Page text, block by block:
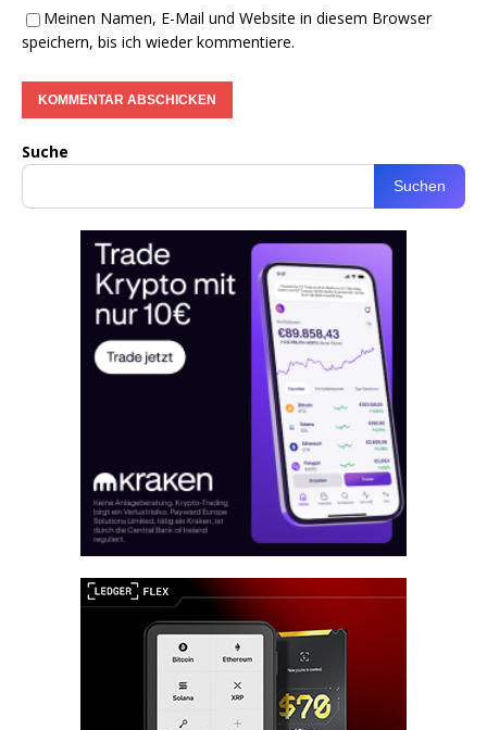
Meinen Namen, E-Mail und Website in diesem Browser
speichern, bis ich wieder kommentiere.
Suche
Suchen